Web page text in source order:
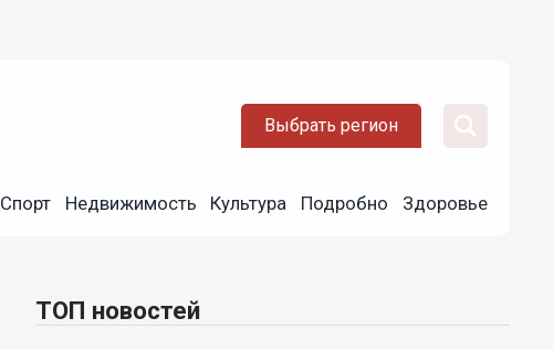
Выбрать регион
Спорт Недвижимость Культура Подробно Здоровье
ТОП новостей